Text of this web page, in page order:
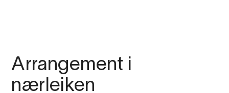
Arrangement i
nærleiken